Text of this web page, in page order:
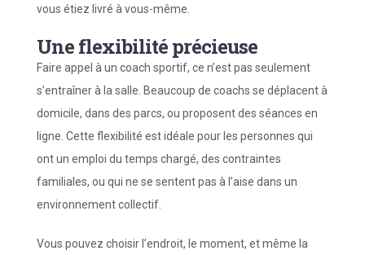
vous étiez livré à vous-même.
Une flexibilité précieuse
Faire appel à un coach sportif, ce n’est pas seulement
s’entraîner à la salle. Beaucoup de coachs se déplacent à
domicile, dans des parcs, ou proposent des séances en
ligne. Cette flexibilité est idéale pour les personnes qui
ont un emploi du temps chargé, des contraintes
familiales, ou qui ne se sentent pas à l’aise dans un
environnement collectif.
Vous pouvez choisir l’endroit, le moment, et même la